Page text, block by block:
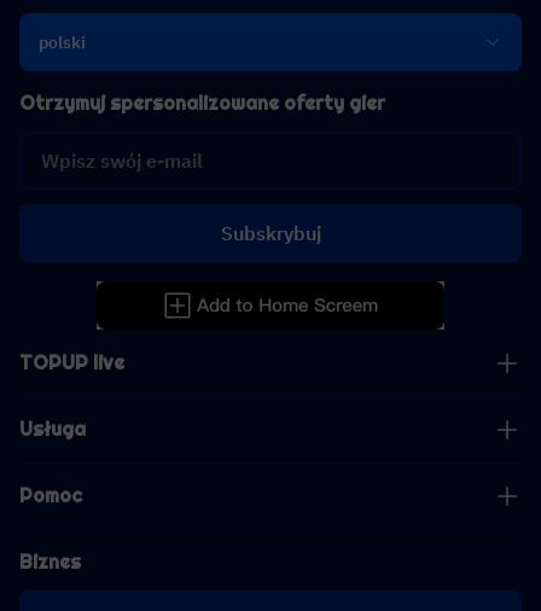
polski
TOPUP live
Usługa
Pomoc
Biznes
Otrzymuj spersonalizowane oferty gier
Subskrybuj